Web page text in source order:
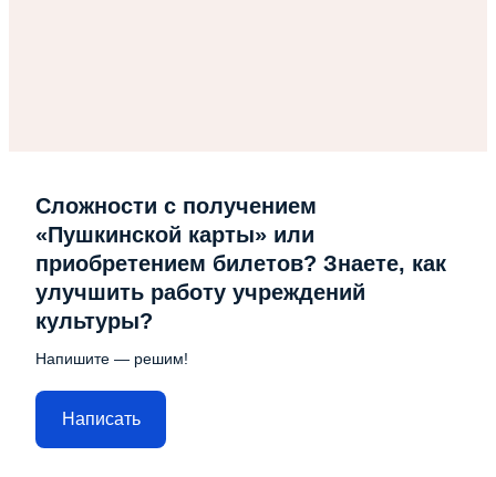
Сложности с получением
«Пушкинской карты» или
приобретением билетов? Знаете, как
улучшить работу учреждений
культуры?
Напишите — решим!
Написать